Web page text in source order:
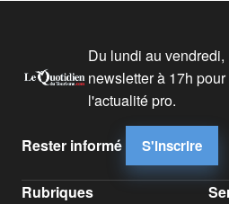
Du lundi au
newsletter à 17h
l'actualité pro.
Rester informé S'inscrire
Rubriques